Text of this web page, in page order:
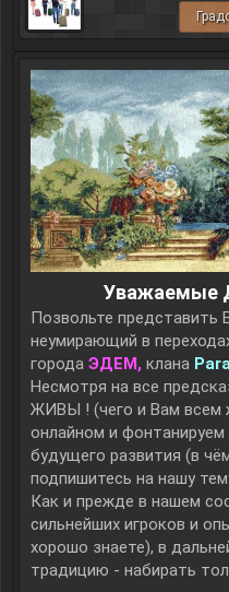
Уважаемые
Позвольте представить
неумирающий в
города ЭДЕМ, клана
Несмотря на все
ЖИВЫ ! (чего и Вам всем
онлайном и
будущего развития (в
подпишитесь на нашу
Как и прежде в нашем
сильнейших игроков и
хорошо знаете), в
традицию - набирать